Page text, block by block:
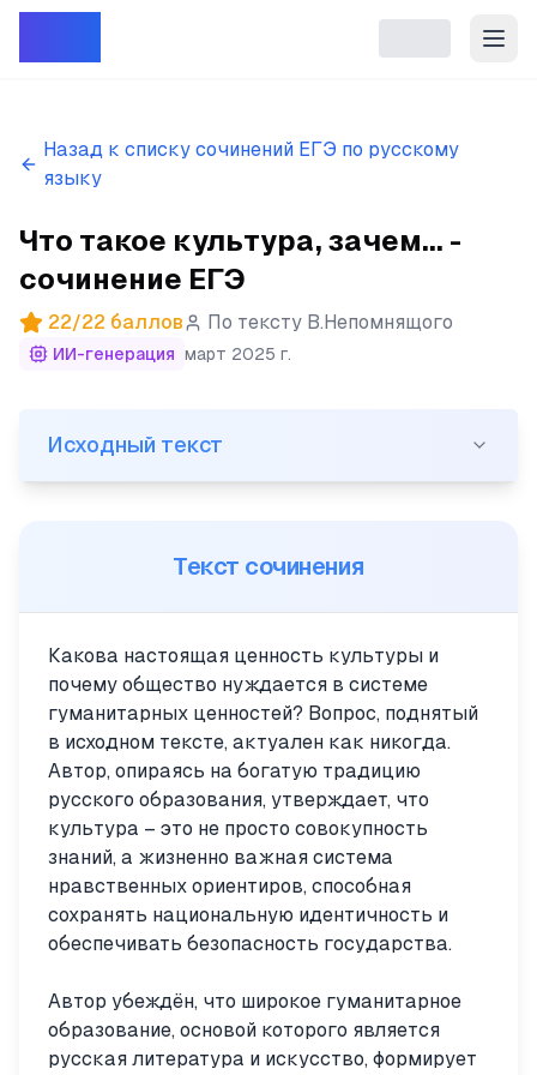
Назад к списку сочинений ЕГЭ по русскому
языку
Что такое культура, зачем... -
сочинение ЕГЭ
22/22 баллов По тексту В.Непомнящого
ИИ-генерация март 2025 г.
(1)Что такое культура, зачем она нужна? (2)Что
Исходный текст
Текст сочинения
Какова настоящая ценность культуры и
почему общество нуждается в системе
гуманитарных ценностей? Вопрос, поднятый
в исходном тексте, актуален как никогда.
Автор, опираясь на богатую традицию
русского образования, утверждает, что
культура – это не просто совокупность
знаний, а жизненно важная система
нравственных ориентиров, способная
сохранять национальную идентичность и
обеспечивать безопасность государства.
Автор убеждён, что широкое гуманитарное
образование, основой которого является
русская литература и искусство, формирует